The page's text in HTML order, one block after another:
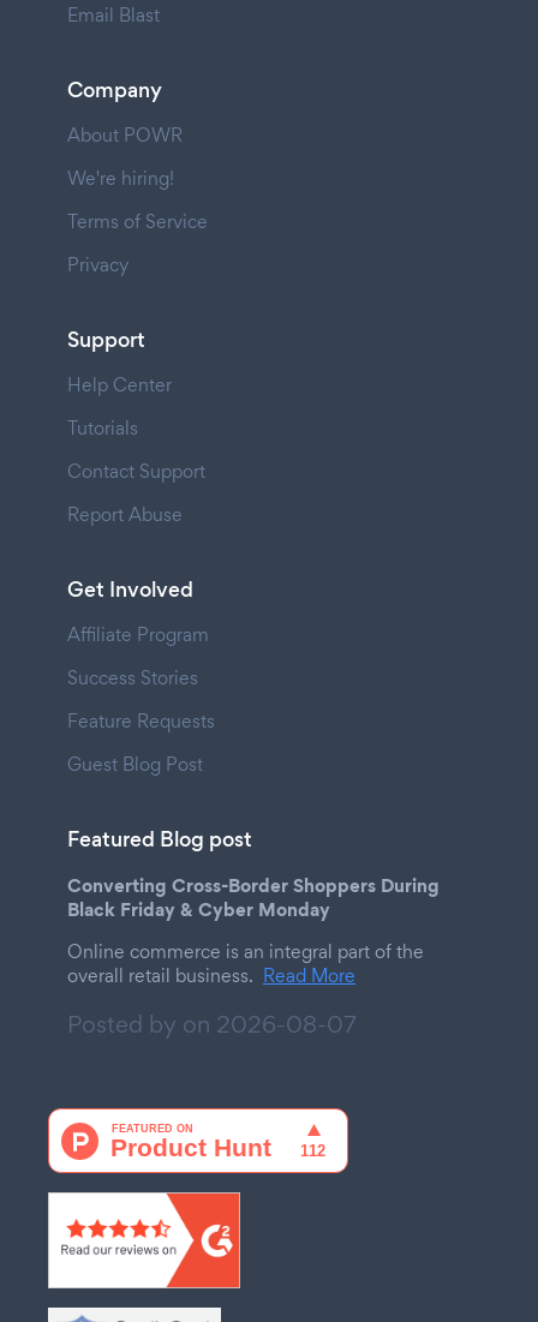
Email Blast
Company
About POWR
We're hiring!
Terms of Service
Privacy
Support
Help Center
Tutorials
Contact Support
Report Abuse
Get Involved
Affiliate Program
Success Stories
Feature Requests
Guest Blog Post
Featured Blog post
Converting Cross-Border Shoppers During
Black Friday & Cyber Monday
Online commerce is an integral part of the
overall retail business. Read More
Posted by on 2026-08-07